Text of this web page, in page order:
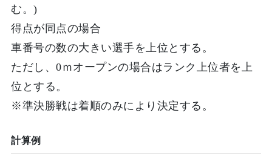
む。)
得点が同点の場合
車番号の数の大きい選手を上位とする。
ただし、0ｍオープンの場合はランク上位者を上
位とする。
※準決勝戦は着順のみにより決定する。
計算例